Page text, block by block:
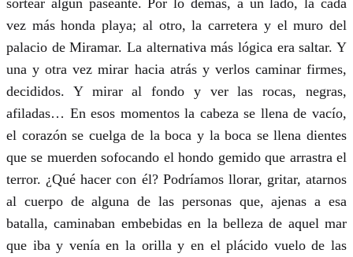
sortear algún paseante. Por lo demás, a un lado, la cada
vez más honda playa; al otro, la carretera y el muro del
palacio de Miramar. La alternativa más lógica era saltar. Y
una y otra vez mirar hacia atrás y verlos caminar firmes,
decididos. Y mirar al fondo y ver las rocas, negras,
afiladas… En esos momentos la cabeza se llena de vacío,
el corazón se cuelga de la boca y la boca se llena dientes
que se muerden sofocando el hondo gemido que arrastra el
terror. ¿Qué hacer con él? Podríamos llorar, gritar, atarnos
al cuerpo de alguna de las personas que, ajenas a esa
batalla, caminaban embebidas en la belleza de aquel mar
que iba y venía en la orilla y en el plácido vuelo de las